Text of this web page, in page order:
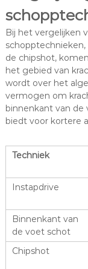
Bij het vergelijken
de chipshot,
het gebied van
wordt over het
vermogen om
binnenkant van de
biedt voor kortere
Techniek
Instapdrive
Binnenkant van
de voet schot
Chipshot